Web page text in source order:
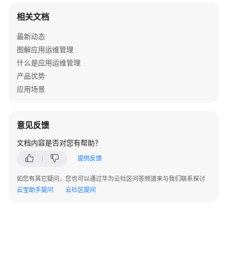
视
帮
助
AOM
1.0
产
品
介
绍
（1.0）
相关文档
最新动态
图解应用运维管理
什么是应用运维管理
产品优势
应用场景
意见反馈
文档内容是否对您有帮助？
提供反馈
如您有其它疑问，您也可以通过华为云社区问答频道来与我们联系探讨
云宝助手提问
云社区提问